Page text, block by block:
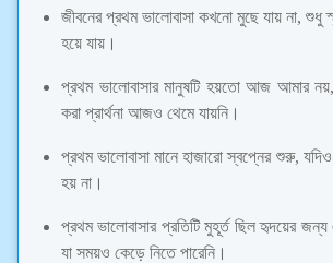
জীবনের প্রথম ভালোবাসা কখনো মুছে যায় না, শুধু
হয়ে যায়।
প্রথম ভালোবাসার মানুষটি হয়তো আজ আমার
করা প্রার্থনা আজও থেমে যায়নি।
প্রথম ভালোবাসা মানে হাজারো স্বপ্নের শুরু,
হয় না।
প্রথম ভালোবাসার প্রতিটি মুহূর্ত ছিল হৃদয়ের
যা সময়ও কেড়ে নিতে পারেনি।